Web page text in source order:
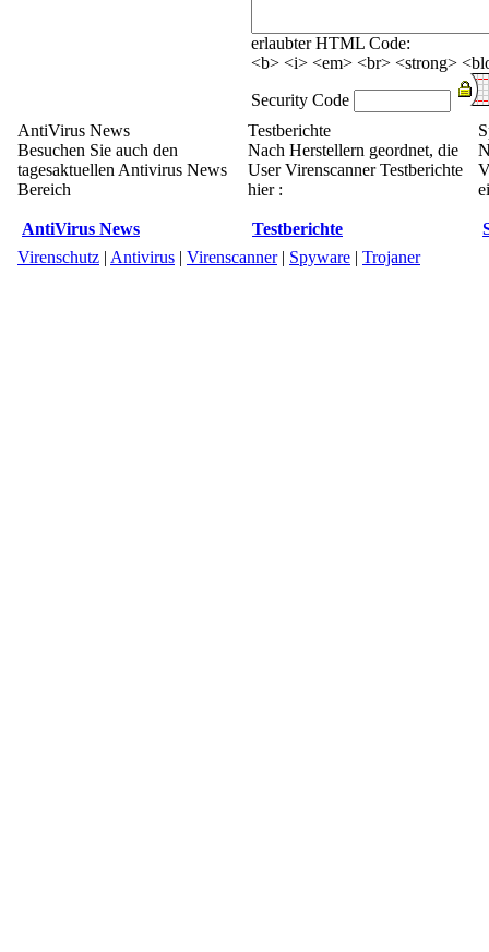
erlaubter HTML Code:
<b> <i> <em> <br> <strong>
Security Code
AntiVirus News
Besuchen Sie auch den
tagesaktuellen Antivirus News
Bereich
AntiVirus News
Testberichte
Nach Herstellern geordnet, die
User Virenscanner Testberichte
hier :
Testberichte
Virenschutz | Antivirus | Virenscanner| Spyware | Trojaner